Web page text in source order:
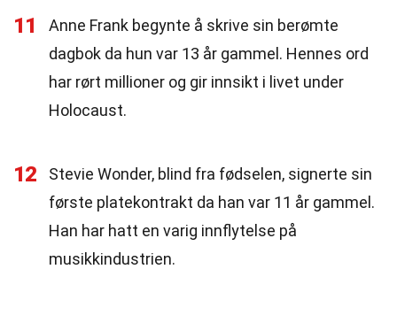
11
Anne Frank begynte å skrive sin berømte
dagbok da hun var 13 år gammel. Hennes ord
har rørt millioner og gir innsikt i livet under
Holocaust.
12
Stevie Wonder, blind fra fødselen, signerte sin
første platekontrakt da han var 11 år gammel.
Han har hatt en varig innflytelse på
musikkindustrien.